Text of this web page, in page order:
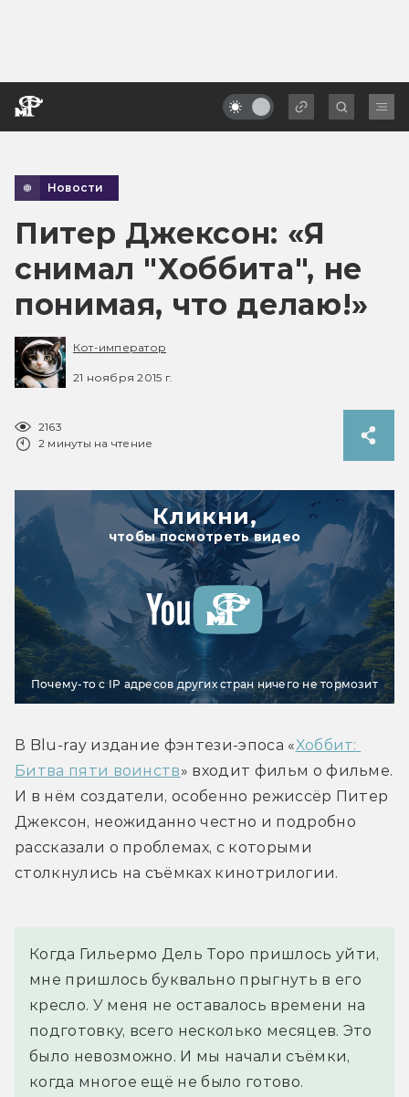
Новости
Питер Джексон: «Я
снимал "Хоббита", не
понимая, что делаю!»
Кот-император
21 ноября 2015 г.
2163
2 минуты на чтение
Кликни,
чтобы посмотреть видео
Почему-то с IP адресов других стран ничего не тормозит
В Blu-ray издание фэнтези-эпоса «Хоббит:
Битва пяти воинств» входит фильм о фильме.
И в нём создатели, особенно режиссёр Питер
Джексон, неожиданно честно и подробно
рассказали о проблемах, с которыми
столкнулись на съёмках кинотрилогии.
Когда Гильермо Дель Торо пришлось уйти,
мне пришлось буквально прыгнуть в его
кресло. У меня не оставалось времени на
подготовку, всего несколько месяцев. Это
было невозможно. И мы начали съёмки,
когда многое ещё не было готово.